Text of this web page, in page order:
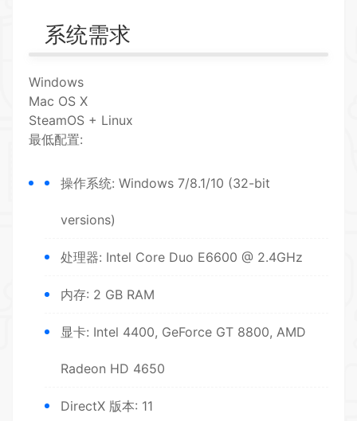
系统需求
Windows
Mac OS X
SteamOS + Linux
最低配置:
操作系统: Windows 7/8.1/10 (32-bit
versions)
处理器: Intel Core Duo E6600 @ 2.4GHz
内存: 2 GB RAM
显卡: Intel 4400, GeForce GT 8800, AMD
Radeon HD 4650
DirectX 版本: 11